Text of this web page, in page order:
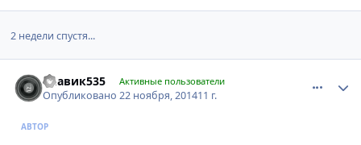
2 недели спустя...
Славик535 Активные пользователи
Опубликовано22 ноября, 201411 г.
АВТОР